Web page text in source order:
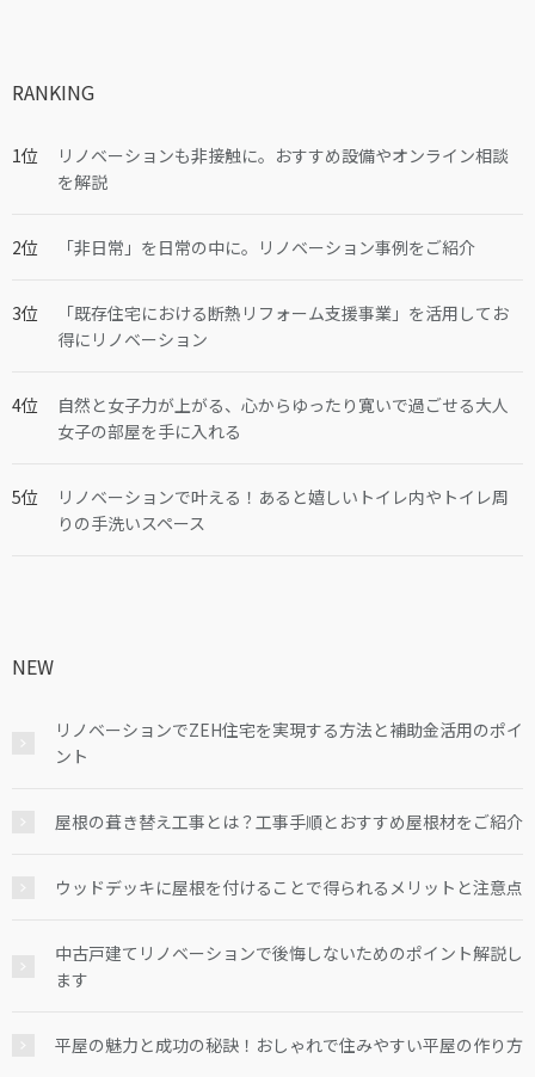
RANKING
リノベーションも非接触に。おすすめ設備やオンライン相談
を解説
「非日常」を日常の中に。リノベーション事例をご紹介
「既存住宅における断熱リフォーム支援事業」を活用してお
得にリノベーション
自然と女子力が上がる、心からゆったり寛いで過ごせる大人
女子の部屋を手に入れる
リノベーションで叶える！あると嬉しいトイレ内やトイレ周
りの手洗いスペース
NEW
リノベーションでZEH住宅を実現する方法と補助金活用のポイ
ント
屋根の葺き替え工事とは？工事手順とおすすめ屋根材をご紹介
ウッドデッキに屋根を付けることで得られるメリットと注意点
中古戸建てリノベーションで後悔しないためのポイント解説し
ます
平屋の魅力と成功の秘訣！おしゃれで住みやすい平屋の作り方